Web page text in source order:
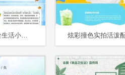
简约蓝色油画美卡通健康饮食生活小常识蔬菜水果食品安全培训课件合理膳食